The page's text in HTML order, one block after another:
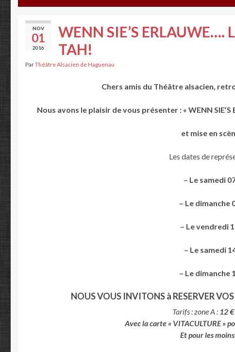
NOV
01
2016
WENN SIE’S
TAH!
ParThéâtre Alsacien de Haguenau
Chers amis du Théâtre alsacien,
Nous avons le plaisir de vous présenter : « WENN
et mise en
Les dates de
– Le samedi
– Le dimanche
– Le vendredi
– Le samedi
– Le dimanche
NOUS VOUS INVITONS à RESERVER
Tarifs : zone A : 12 €
Avec la carte « VITACULTURE »
Et pour les